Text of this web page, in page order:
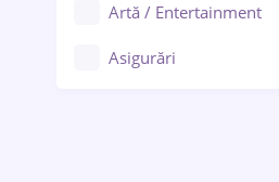
Artă / Entertainment
Asigurări